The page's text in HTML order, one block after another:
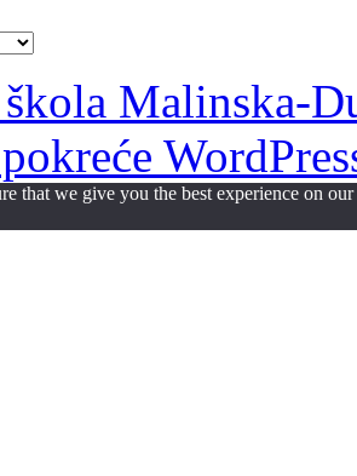
Malinska-
that we give you the best experience on